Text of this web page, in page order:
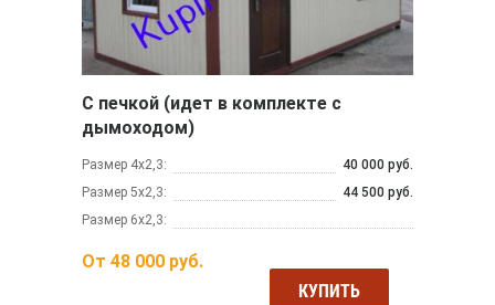
С печкой (идет в комплекте с
дымоходом)
Размер 4х2,3:
40 000 руб.
Размер 5х2,3:
44 500 руб.
Размер 6х2,3:
От 48 000 руб.
КУПИТЬ